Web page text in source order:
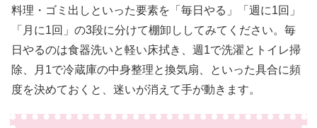
料理・ゴミ出しといった要素を「毎日やる」「週に1回」
「月に1回」の3段に分けて棚卸ししてみてください。毎
日やるのは食器洗いと軽い床拭き、週1で洗濯とトイレ掃
除、月1で冷蔵庫の中身整理と換気扇、といった具合に頻
度を決めておくと、迷いが消えて手が動きます。